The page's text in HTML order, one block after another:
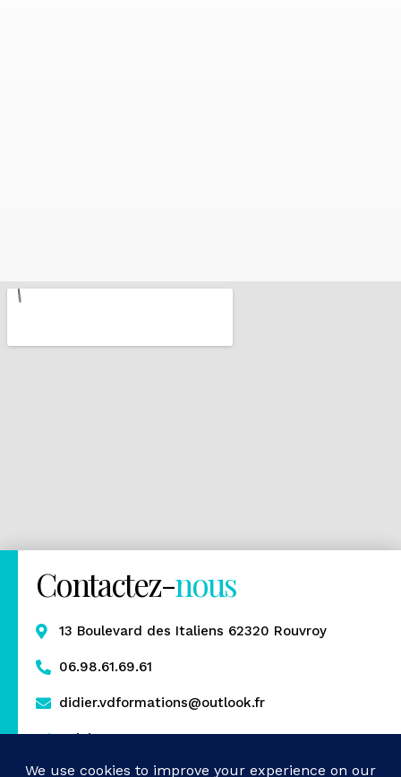
Contactez-nous
13 Boulevard des Italiens 62320 Rouvroy
06.98.61.69.61
didier.vdformations@outlook.fr
Rejoignez-nous